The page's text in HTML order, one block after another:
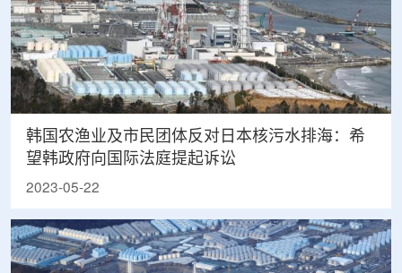
韩国农渔业及市民团体反对日本核污水排海：希
望韩政府向国际法庭提起诉讼
2023-05-22